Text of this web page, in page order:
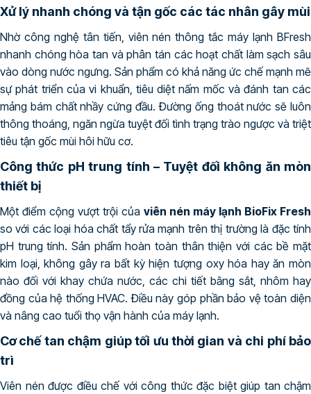
Xử lý nhanh chóng và tận gốc các tác nhân gây mùi
Nhờ công nghệ tân tiến, viên nén thông tắc máy lạnh BFresh
nhanh chóng hòa tan và phân tán các hoạt chất làm sạch sâu
vào dòng nước ngưng. Sản phẩm có khả năng ức chế mạnh mẽ
sự phát triển của vi khuẩn, tiêu diệt nấm mốc và đánh tan các
mảng bám chất nhầy cứng đầu. Đường ống thoát nước sẽ luôn
thông thoáng, ngăn ngừa tuyệt đối tình trạng trào ngược và triệt
tiêu tận gốc mùi hôi hữu cơ.
Công thức pH trung tính – Tuyệt đối không ăn mòn
thiết bị
Một điểm cộng vượt trội của viên nén máy lạnh BioFix Fresh
so với các loại hóa chất tẩy rửa mạnh trên thị trường là đặc tính
pH trung tính. Sản phẩm hoàn toàn thân thiện với các bề mặt
kim loại, không gây ra bất kỳ hiện tượng oxy hóa hay ăn mòn
nào đối với khay chứa nước, các chi tiết bằng sắt, nhôm hay
đồng của hệ thống HVAC. Điều này góp phần bảo vệ toàn diện
và nâng cao tuổi thọ vận hành của máy lạnh.
Cơ chế tan chậm giúp tối ưu thời gian và chi phí bảo
trì
Viên nén được điều chế với công thức đặc biệt giúp tan chậm